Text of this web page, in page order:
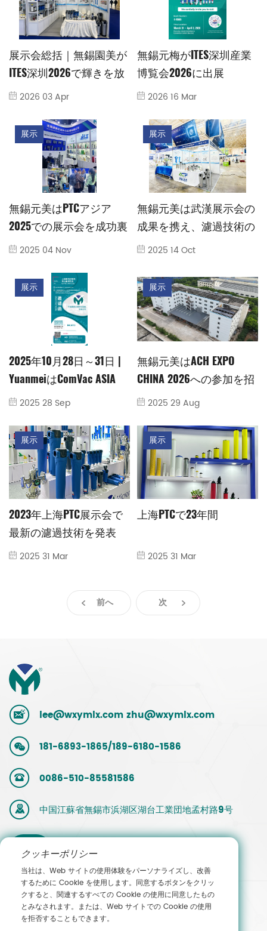
展示会総括｜無錫園美が
ITES深圳2026で輝きを放
つ。これまでの道のりに
える。
2026 03 Apr
無錫元梅がITES深圳産業
博覧会2026に出展
2026 16 Mar
展示
無錫元美はPTCアジア
2025での展示会を成功裏
に終了しました！
2025 04 Nov
展示
無錫元美は武漢展示会の
成果を携え、濾過技術の
新たな旅に乗り出す
2025 14 Oct
展示
2025年10月28日～31日 |
YuanmeiはComVac ASIA
2025のブースN4、N10に
2025 28 Sep
展示
無錫元美はACH EXPO
CHINA 2026への参加を招
待します!
2025 29 Aug
展示
2023年上海PTC展示会で
最新の濾過技術を発表
2025 31 Mar
展示
上海PTCで23年間
2025 31 Mar
前へ 次
lee@wxymlx.com zhu@wxymlx.com
181-6893-1865/189-6180-1586
0086-510-85581586
中国江蘇省無錫市浜湖区湖台工業団地孟村路9号
営業担当
者へのお
問い合わ
クッキーポリシー
当社は、Web サイトの使用体験をパーソナライズし、改善
するために Cookie を使用します。同意するボタンをクリッ
クすると、関連するすべての Cookie の使用に同意したもの
とみなされます。または、Web サイトでの Cookie の使用
を拒否することもできます。